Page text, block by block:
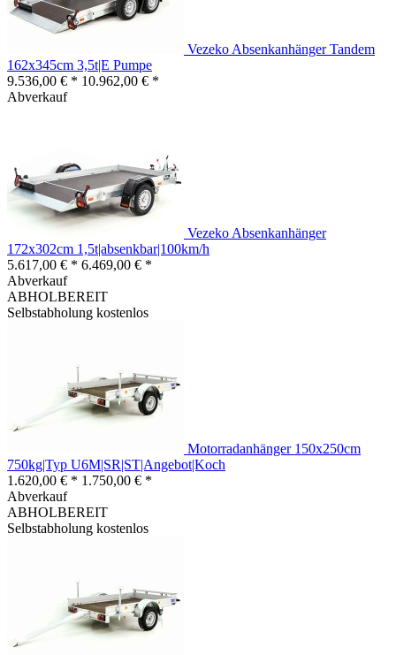
Vezeko Absenkanhänger Tandem
162x345cm 3,5t|E Pumpe
9.536,00 € * 10.962,00 € *
Abverkauf
Vezeko Absenkanhänger
172x302cm 1,5t|absenkbar|100km/h
5.617,00 € * 6.469,00 € *
Abverkauf
ABHOLBEREIT
Selbstabholung kostenlos
Motorradanhänger 150x250cm
750kg|Typ U6M|SR|ST|Angebot|Koch
1.620,00 € * 1.750,00 € *
Abverkauf
ABHOLBEREIT
Selbstabholung kostenlos